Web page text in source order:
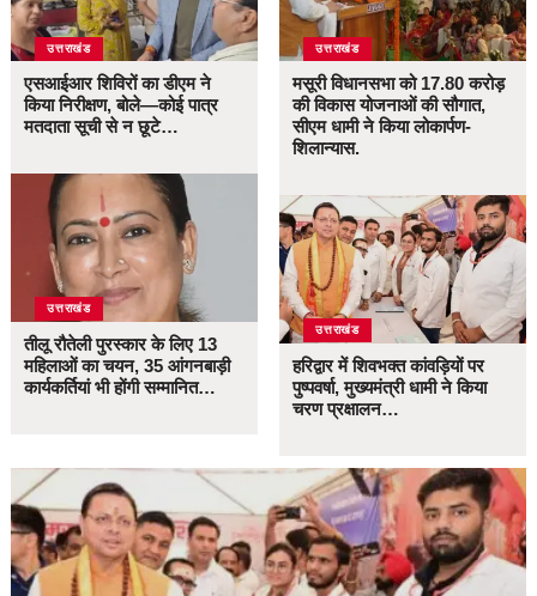
उत्तराखंड
एसआईआर शिविरों का डीएम ने
किया निरीक्षण, बोले—कोई पात्र
मतदाता सूची से न छूटे…
उत्तराखंड
तीलू रौतेली पुरस्कार के लिए 13
महिलाओं का चयन, 35 आंगनबाड़ी
कार्यकर्तियां भी होंगी सम्मानित…
उत्तराखंड
मसूरी विधानसभा को 17.80 करोड़
की विकास योजनाओं की सौगात,
सीएम धामी ने किया लोकार्पण-
शिलान्यास.
उत्तराखंड
हरिद्वार में शिवभक्त कांवड़ियों पर
पुष्पवर्षा, मुख्यमंत्री धामी ने किया
चरण प्रक्षालन…